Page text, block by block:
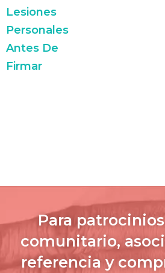
Para
comunitario,
referencia y